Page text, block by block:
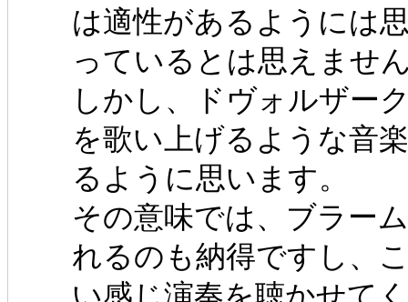
は適性があるようには
っているとは思えませ
しかし、ドヴォルザー
を歌い上げるような音
るように思います。
その意味では、ブラー
れるのも納得ですし、
い感じ演奏を聴かせて